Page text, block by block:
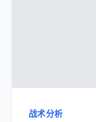
战术分析